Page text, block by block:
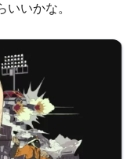
いかな。